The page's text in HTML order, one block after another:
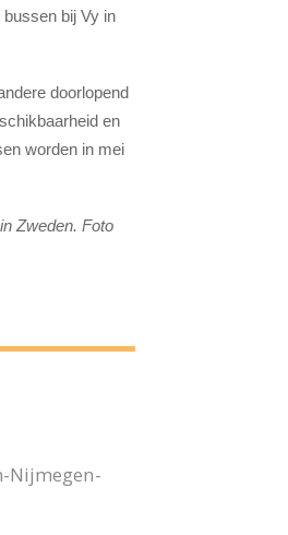
bij Vy in
doorlopend
en
worden in mei
Zweden. Foto
Nijmegen-